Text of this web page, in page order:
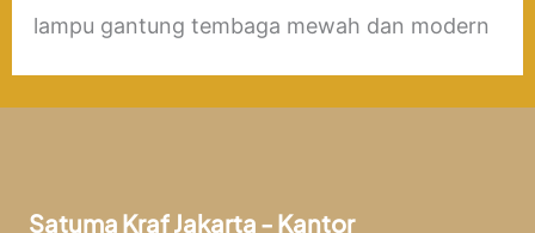
lampu gantung tembaga mewah dan modern
Satuma Kraf Jakarta - Kantor